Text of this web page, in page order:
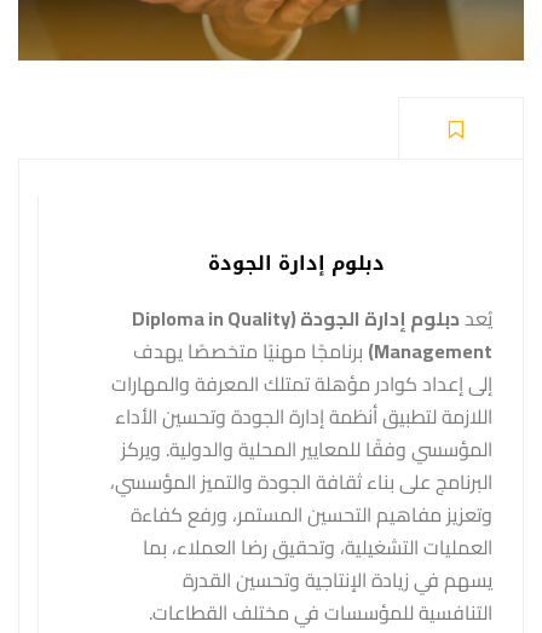
دبلوم إدارة الجودة
يُعد
دبلوم إدارة الجودة (Diploma in Quality
Management) برنامجًا مهنيًا متخصصًا يهدف
إلى إعداد كوادر مؤهلة تمتلك المعرفة والمهارات
اللازمة لتطبيق أنظمة إدارة الجودة وتحسين الأداء
المؤسسي وفقًا للمعايير المحلية والدولية. ويركز
البرنامج على بناء ثقافة الجودة والتميز المؤسسي،
وتعزيز مفاهيم التحسين المستمر، ورفع كفاءة
العمليات التشغيلية، وتحقيق رضا العملاء، بما
يسهم في زيادة الإنتاجية وتحسين القدرة
التنافسية للمؤسسات في مختلف القطاعات.